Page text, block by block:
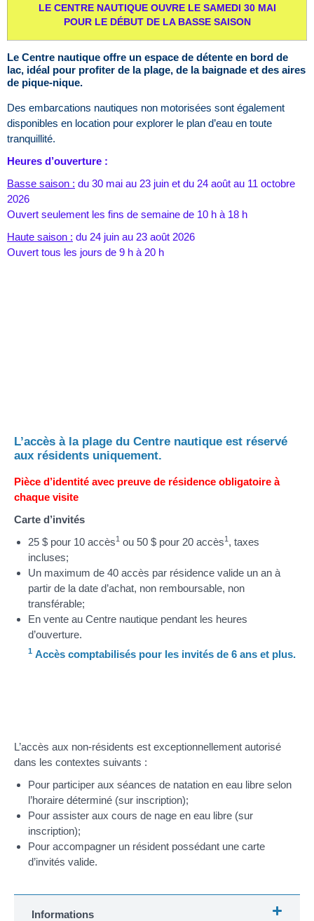
LE CENTRE NAUTIQUE OUVRE LE SAMEDI 30 MAI
POUR LE DÉBUT DE LA BASSE SAISON
Le Centre nautique offre un espace de détente en bord de
lac, idéal pour profiter de la plage, de la baignade et des aires
de pique-nique.
Des embarcations nautiques non motorisées sont également
disponibles en location pour explorer le plan d’eau en toute
tranquillité.
Heures d’ouverture :
Basse saison : du 30 mai au 23 juin et du 24 août au 11 octobre
2026
Ouvert seulement les fins de semaine de 10 h à 18 h
Haute saison : du 24 juin au 23 août 2026
Ouvert tous les jours de 9 h à 20 h
L’accès à la plage du Centre nautique est réservé
aux résidents uniquement.
Pièce d’identité avec preuve de résidence obligatoire à
chaque visite
Carte d’invités
25 $ pour 10 accès1 ou 50 $ pour 20 accès1 , taxes
incluses;
Un maximum de 40 accès par résidence valide un an à
partir de la date d’achat, non remboursable, non
transférable;
En vente au Centre nautique pendant les heures
d’ouverture.
1 Accès comptabilisés pour les invités de 6 ans et plus.
L’accès aux non-résidents est exceptionnellement autorisé
dans les contextes suivants :
Pour participer aux séances de natation en eau libre selon
l’horaire déterminé (sur inscription);
Pour assister aux cours de nage en eau libre (sur
inscription);
Pour accompagner un résident possédant une carte
d’invités valide.
Informations